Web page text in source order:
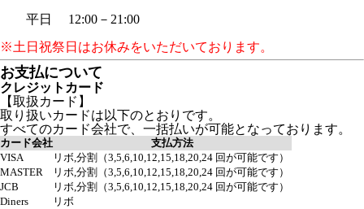
平日 12:00－21:00
※土日祝祭日はお休みをいただいております。
お支払について
クレジットカード
【取扱カード】
取り扱いカードは以下のとおりです。
すべてのカード会社で、一括払いが可能となっております。
カード会社
支払方法
VISA
リボ,分割（3,5,6,10,12,15,18,20,24 回が可能です）
MASTER
リボ,分割（3,5,6,10,12,15,18,20,24 回が可能です）
JCB
リボ,分割（3,5,6,10,12,15,18,20,24 回が可能です）
Diners
リボ